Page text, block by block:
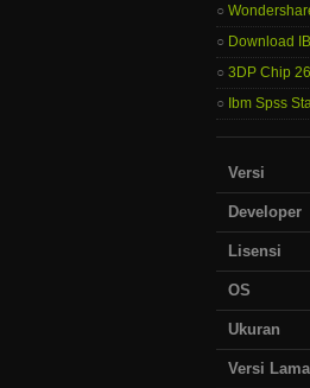
Download
3DP Chip
Ibm Spss
Versi
Developer
Lisensi
OS
Ukuran
Versi Lama